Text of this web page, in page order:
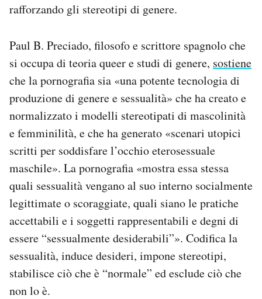
rafforzando gli stereotipi di genere.
Paul B. Preciado, filosofo e scrittore spagnolo che
si occupa di teoria queer e studi di genere, sostiene
che la pornografia sia «una potente tecnologia di
produzione di genere e sessualità» che ha creato e
normalizzato i modelli stereotipati di mascolinità
e femminilità, e che ha generato «scenari utopici
scritti per soddisfare l’occhio eterosessuale
maschile». La pornografia «mostra essa stessa
quali sessualità vengano al suo interno socialmente
legittimate o scoraggiate, quali siano le pratiche
accettabili e i soggetti rappresentabili e degni di
essere “sessualmente desiderabili”». Codifica la
sessualità, induce desideri, impone stereotipi,
stabilisce ciò che è “normale” ed esclude ciò che
non lo è.